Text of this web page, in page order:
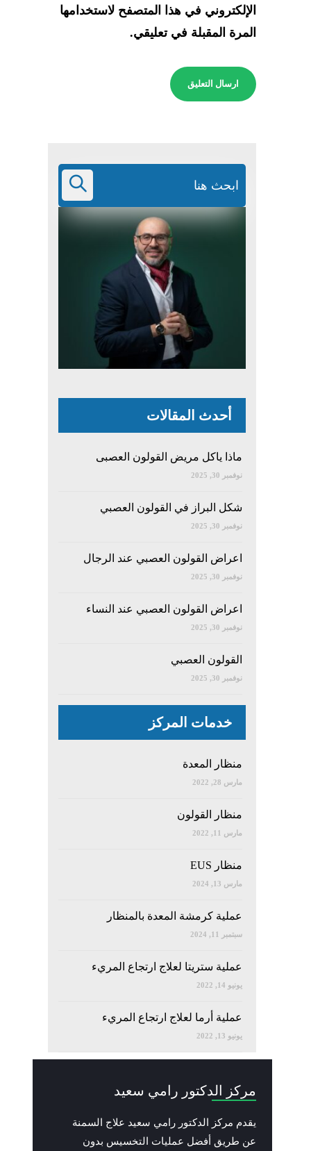
الإلكتروني في هذا المتصفح لاستخدامها
المرة المقبلة في تعليقي.
أحدث المقالات
ماذا ياكل مريض القولون العصبى
نوفمبر 30, 2025
شكل البراز في القولون العصبي
نوفمبر 30, 2025
اعراض القولون العصبي عند الرجال
نوفمبر 30, 2025
اعراض القولون العصبي عند النساء
نوفمبر 30, 2025
القولون العصبي
نوفمبر 30, 2025
خدمات المركز
منظار المعدة
مارس 28, 2022
منظار القولون
مارس 11, 2022
منظار EUS
مارس 13, 2024
عملية كرمشة المعدة بالمنظار
سبتمبر 11, 2024
عملية ستريتا لعلاج ارتجاع المريء
يونيو 14, 2022
عملية أرما لعلاج ارتجاع المريء
يونيو 13, 2022
مركز الدكتور رامي سعيد
يقدم مركز الدكتور رامي سعيد علاج السمنة
عن طريق أفضل عمليات التخسيس بدون